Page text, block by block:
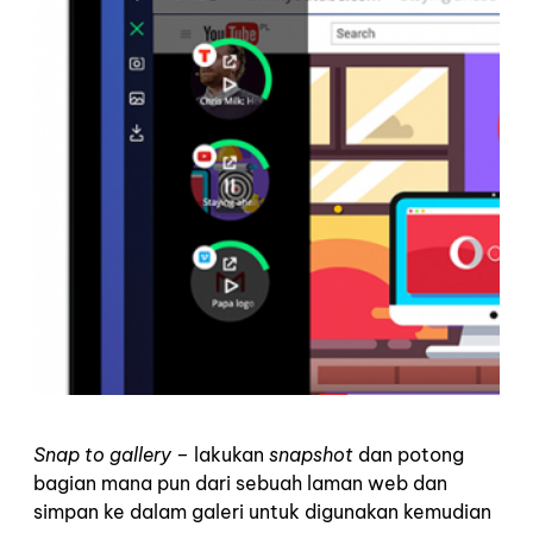
Snap to gallery – lakukan snapshot dan potong
bagian mana pun dari sebuah laman web dan
simpan ke dalam galeri untuk digunakan kemudian